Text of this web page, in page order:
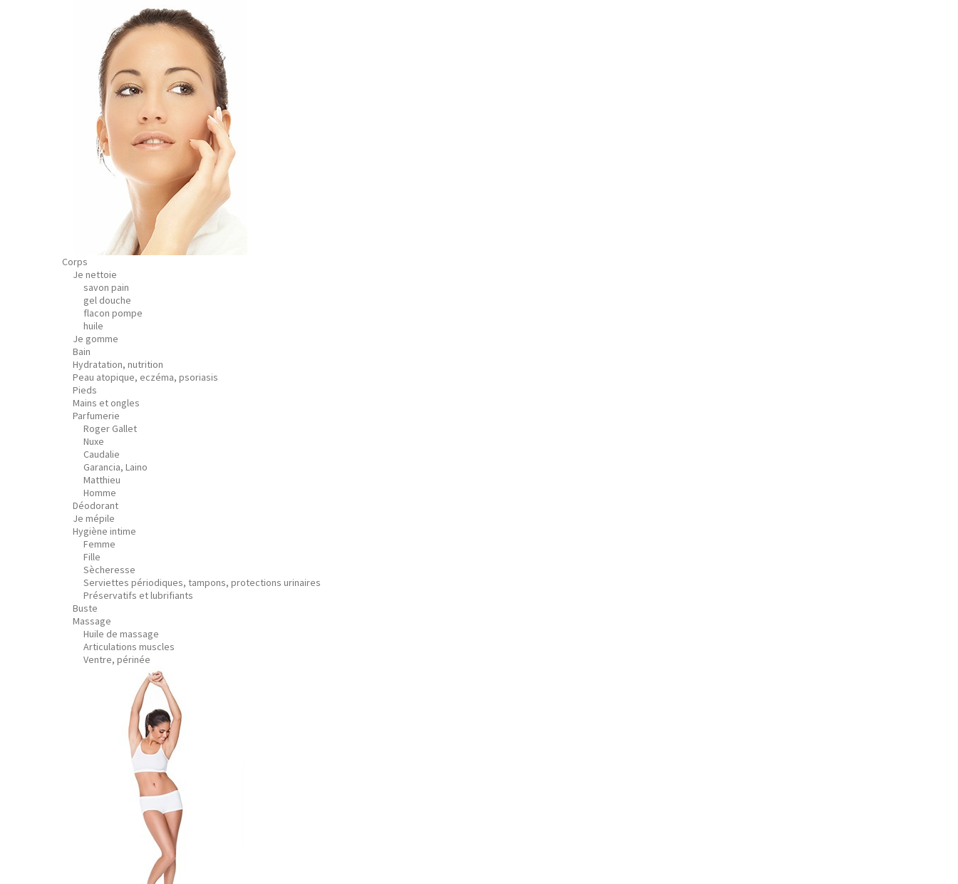
Corps
Je nettoie
savon pain
gel douche
flacon pompe
huile
Je gomme
Bain
Hydratation, nutrition
Peau atopique, eczéma, psoriasis
Pieds
Mains et ongles
Parfumerie
Roger Gallet
Nuxe
Caudalie
Garancia, Laino
Matthieu
Homme
Déodorant
Je mépile
Hygiène intime
Femme
Fille
Sècheresse
Serviettes périodiques, tampons, protections urinaires
Préservatifs et lubrifiants
Buste
Massage
Huile de massage
Articulations muscles
Ventre, périnée